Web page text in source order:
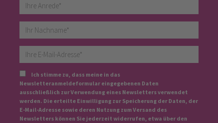
Ich stimme zu, dass meine in das
Newsletteranmeldeformular eingegebenen Daten
ausschließlich zur Verwendung eines Newsletters verwendet
werden. Die erteilte Einwilligung zur Speicherung der Daten, der
E-Mail-Adresse sowie deren Nutzung zum Versand des
Newsletters können Sie jederzeit widerrufen, etwa über den